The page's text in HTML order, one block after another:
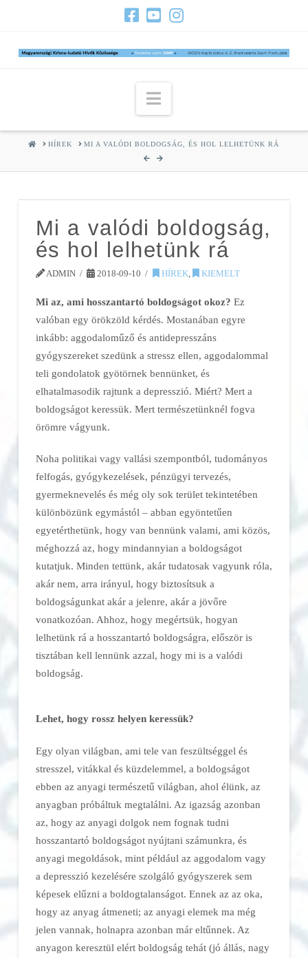
Navigation
HOMEHÍREK MI A VALÓDI BOLDOGSÁG, ÉS HOL LELHETÜNK RÁ
Mi a valódi boldogság,
és hol lelhetünk rá
ADMIN 2018-09-10 HÍREK, KIEMELT
Mi az, ami hosszantartó boldogságot okoz? Ez
valóban egy örökzöld kérdés. Mostanában egyre
inkább: aggodaloműző és antidepresszáns
gyógyszereket szedünk a stressz ellen, aggodalommal
teli gondolatok gyötörnek bennünket, és
elhatalmasodik rajtunk a depresszió. Miért? Mert a
boldogságot keressük. Mert természetünknél fogva
örömre vágyunk.
Noha politikai vagy vallási szempontból, tudományos
felfogás, gyógykezelések, pénzügyi tervezés,
gyermeknevelés és még oly sok terület tekintetében
különbözünk egymástól – abban egyöntetűen
egyetérthetünk, hogy van bennünk valami, ami közös,
méghozzá az, hogy mindannyian a boldogságot
kutatjuk. Minden tettünk, akár tudatosak vagyunk róla,
akár nem, arra irányul, hogy biztosítsuk a
boldogságunkat akár a jelenre, akár a jövőre
vonatkozóan. Ahhoz, hogy megértsük, hogyan
lelhetünk rá a hosszantartó boldogságra, először is
tisztában kell lennünk azzal, hogy mi is a valódi
boldogság.
Lehet, hogy rossz helyen keressük?
Egy olyan világban, ami tele van feszültséggel és
stresszel, vitákkal és küzdelemmel, a boldogságot
ebben az anyagi természetű világban, ahol élünk, az
anyagban próbáltuk megtalálni. Az igazság azonban
az, hogy az anyagi dolgok nem fognak tudni
hosszantartó boldogságot nyújtani számunkra, és
anyagi megoldások, mint például az aggodalom vagy
a depresszió kezelésére szolgáló gyógyszerek sem
képesek elűzni a boldogtalanságot. Ennek az az oka,
hogy az anyag átmeneti; az anyagi elemek ma még
jelen vannak, holnapra azonban már eltűnnek. Az
anyagon keresztül elért boldogság tehát (jó állás, nagy